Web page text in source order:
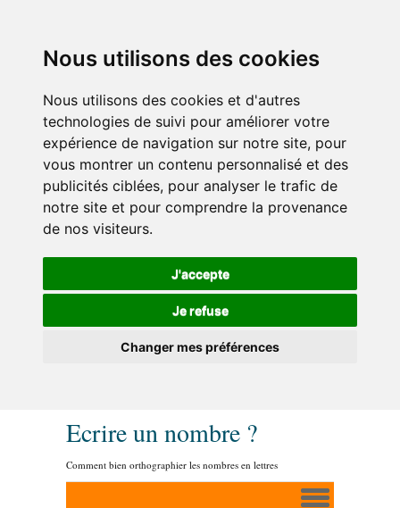
Nous utilisons des cookies
Nous utilisons des cookies et d'autres
technologies de suivi pour améliorer votre
expérience de navigation sur notre site, pour
vous montrer un contenu personnalisé et des
publicités ciblées, pour analyser le trafic de
notre site et pour comprendre la provenance
de nos visiteurs.
J'accepte
Je refuse
Changer mes préférences
Ecrire un nombre ?
Comment bien orthographier les nombres en lettres